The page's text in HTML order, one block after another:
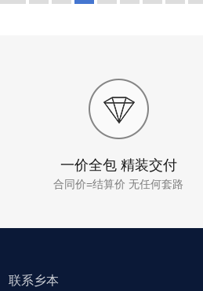
一价全包 精装交付
合同价=结算价 无任何套路
联系乡本